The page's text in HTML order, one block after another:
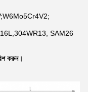
316L,304WR13, SAM26
করুন।